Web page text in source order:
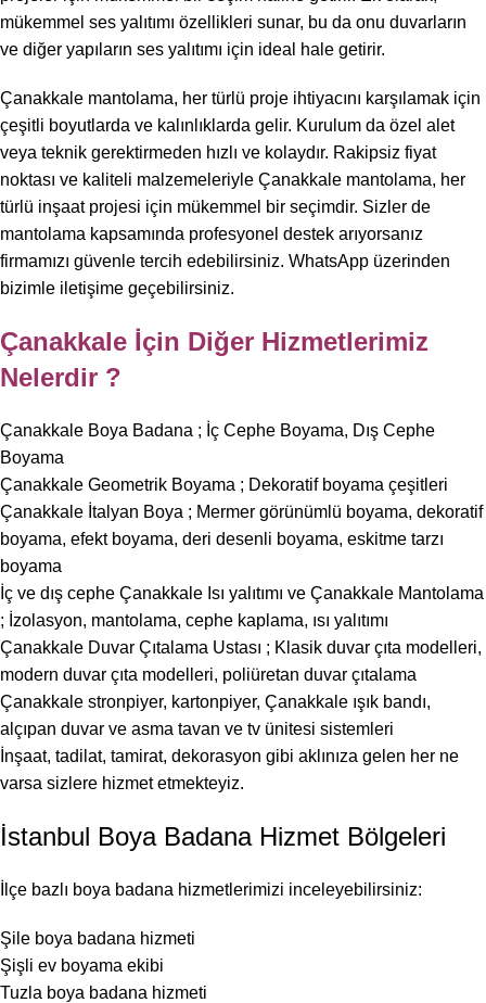
mükemmel ses yalıtımı özellikleri sunar, bu da onu duvarların
ve diğer yapıların ses yalıtımı için ideal hale getirir.
Çanakkale mantolama, her türlü proje ihtiyacını karşılamak için
çeşitli boyutlarda ve kalınlıklarda gelir. Kurulum da özel alet
veya teknik gerektirmeden hızlı ve kolaydır. Rakipsiz fiyat
noktası ve kaliteli malzemeleriyle Çanakkale mantolama, her
türlü inşaat projesi için mükemmel bir seçimdir. Sizler de
mantolama kapsamında profesyonel destek arıyorsanız
firmamızı güvenle tercih edebilirsiniz. WhatsApp üzerinden
bizimle iletişime geçebilirsiniz.
Çanakkale İçin Diğer Hizmetlerimiz
Nelerdir ?
Çanakkale Boya Badana ; İç Cephe Boyama, Dış Cephe
Boyama
Çanakkale Geometrik Boyama ; Dekoratif boyama çeşitleri
Çanakkale İtalyan Boya ; Mermer görünümlü boyama, dekoratif
boyama, efekt boyama, deri desenli boyama, eskitme tarzı
boyama
İç ve dış cephe Çanakkale Isı yalıtımı ve Çanakkale Mantolama
; İzolasyon, mantolama, cephe kaplama, ısı yalıtımı
Çanakkale Duvar Çıtalama Ustası ; Klasik duvar çıta modelleri,
modern duvar çıta modelleri, poliüretan duvar çıtalama
Çanakkale stronpiyer, kartonpiyer, Çanakkale ışık bandı,
alçıpan duvar ve asma tavan ve tv ünitesi sistemleri
İnşaat, tadilat, tamirat, dekorasyon gibi aklınıza gelen her ne
varsa sizlere hizmet etmekteyiz.
İstanbul Boya Badana Hizmet Bölgeleri
İlçe bazlı boya badana hizmetlerimizi inceleyebilirsiniz:
Şile boya badana hizmeti
Şişli ev boyama ekibi
Tuzla boya badana hizmeti